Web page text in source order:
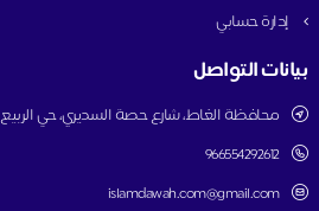
إدارة حسابي
بيانات التواصل
محافظة الغاط، شارع حصة السديري، حي الربيع
966554292612
islamdawah.com@gmail.com